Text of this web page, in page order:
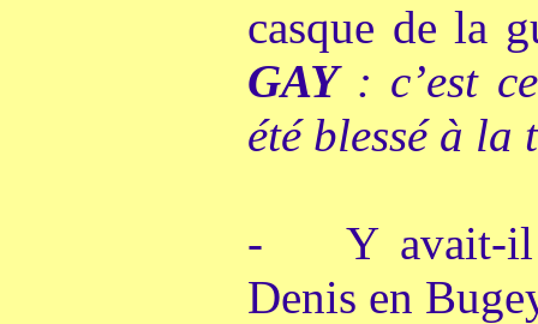
casque de la
GAY : c’est
été blessé à la
- Y avait-il
Denis en